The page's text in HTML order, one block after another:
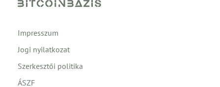
Impresszum
Jogi nyilatkozat
Szerkesztői politika
ÁSZF